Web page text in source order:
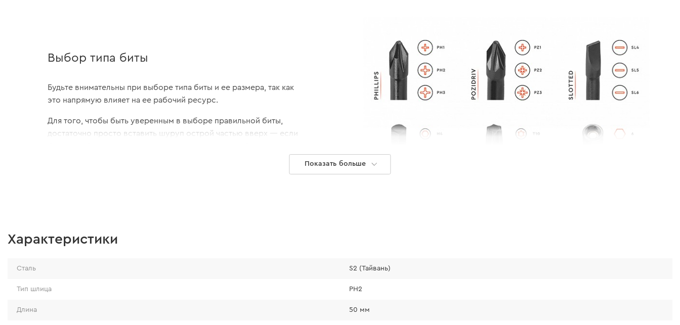
Выбор типа биты
Будьте внимательны при выборе типа биты и ее размера, так как
это напрямую влияет на ее рабочий ресурс.
Для того, чтобы быть уверенным в выборе правильной биты,
достаточно просто вставить шуруп острой частью вверх — если
Показать больше
Характеристики
Сталь S2 (Тайвань)
Тип шлица PH2
Длина 50 мм